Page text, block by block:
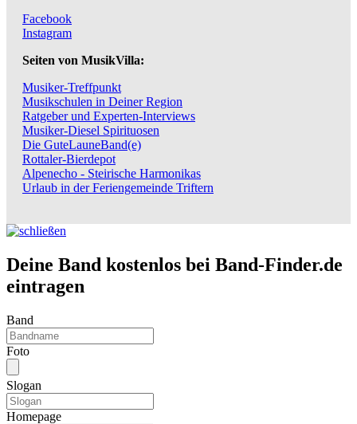
Facebook
Instagram
Seiten von MusikVilla:
Musiker-Treffpunkt
Musikschulen in Deiner Region
Ratgeber und Experten-Interviews
Musiker-Diesel Spirituosen
Die GuteLauneBand(e)
Rottaler-Bierdepot
Alpenecho - Steirische Harmonikas
Urlaub in der Feriengemeinde Triftern
Deine Band kostenlos bei Band-Finder.de
eintragen
Band
Foto
Slogan
Homepage